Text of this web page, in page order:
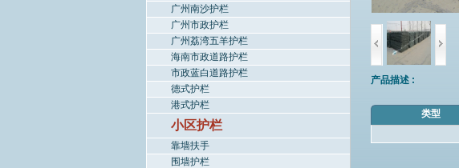
广州南沙护栏
广州市政护栏
广州荔湾五羊护栏
海南市政道路护栏
市政蓝白道路护栏
德式护栏
港式护栏
小区护栏
靠墙扶手
围墙护栏
产品描述 :
类型